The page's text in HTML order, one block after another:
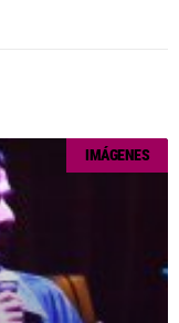
IMÁGENES